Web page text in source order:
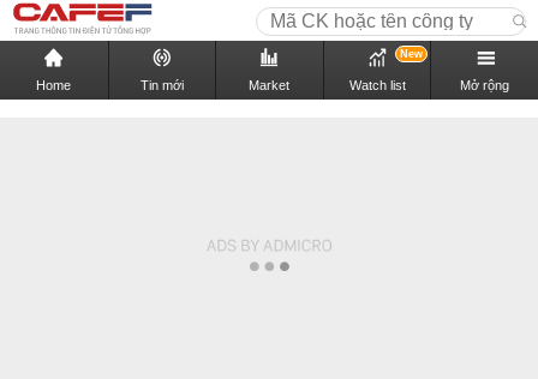
Home Tin mới Market Watch list
New
Mở rộng